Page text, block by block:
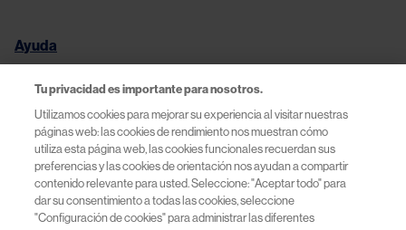
Ayuda
Condiciones legales
Política de Privacidad y Cookies
Términos de Uso | Novartis España
Tu privacidad es importante para nosotros.
Utilizamos cookies para mejorar su experiencia al visitar nuestras
páginas web: las cookies de rendimiento nos muestran cómo
utiliza esta página web, las cookies funcionales recuerdan sus
preferencias y las cookies de orientación nos ayudan a compartir
contenido relevante para usted. Seleccione: "Aceptar todo" para
dar su consentimiento a todas las cookies, seleccione
"Configuración de cookies" para administrar las diferentes